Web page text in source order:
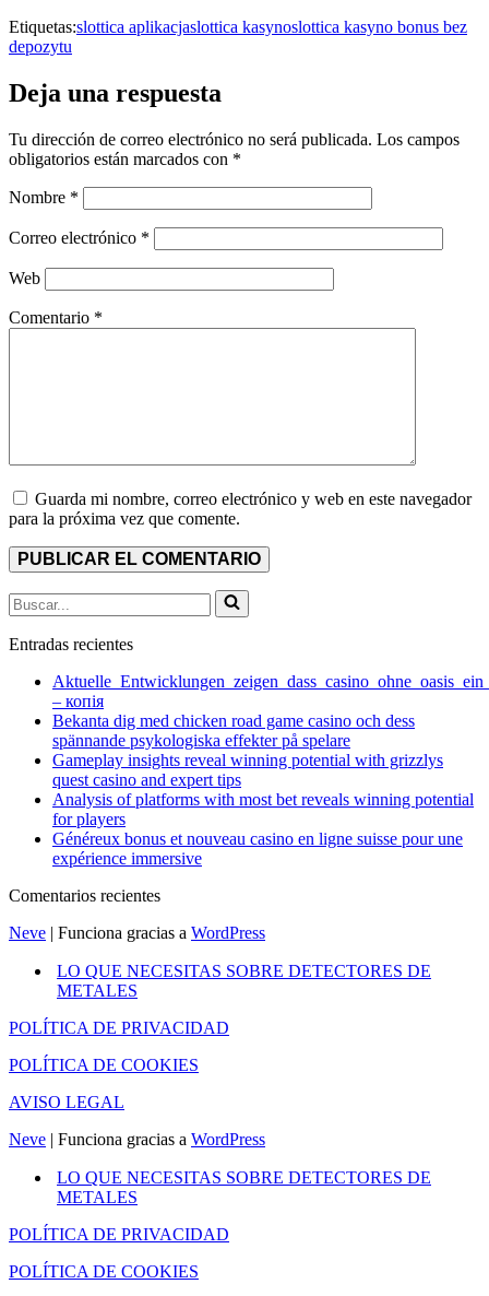
Etiquetas:slottica aplikacjaslottica kasynoslottica kasyno bonus bez
depozytu
Deja una respuesta
Tu dirección de correo electrónico no será publicada. Los campos
obligatorios están marcados con *
Nombre *
Correo electrónico *
Web
Comentario *
Guarda mi nombre, correo electrónico y web en este navegador
para la próxima vez que comente.
Buscar...
Entradas recientes
– копія
Bekanta dig med chicken road game casino och dess
spännande psykologiska effekter på spelare
Gameplay insights reveal winning potential with grizzlys
quest casino and expert tips
Analysis of platforms with most bet reveals winning potential
for players
Généreux bonus et nouveau casino en ligne suisse pour une
expérience immersive
Comentarios recientes
Neve | Funciona gracias a WordPress
LO QUE NECESITAS SOBRE DETECTORES DE
METALES
POLÍTICA DE PRIVACIDAD
POLÍTICA DE COOKIES
AVISO LEGAL
Neve | Funciona gracias a WordPress
LO QUE NECESITAS SOBRE DETECTORES DE
METALES
POLÍTICA DE PRIVACIDAD
POLÍTICA DE COOKIES